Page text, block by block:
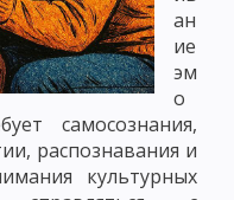
ан
ие
эм
о
самосознания,
распознавания и
культурных